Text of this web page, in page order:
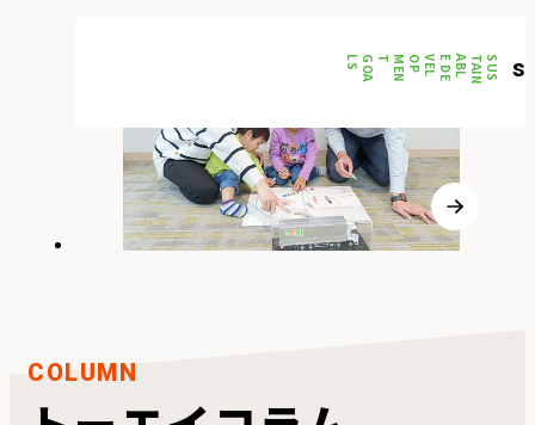
S
U
S
T
A
I
N
A
B
L
E
D
E
V
E
L
O
P
M
E
N
T
G
O
A
L
S SDGs
COLUMN